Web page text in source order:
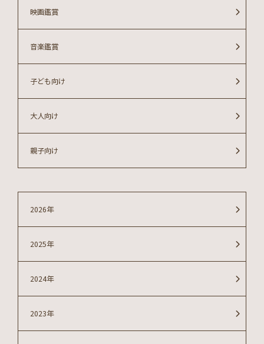
親子向け
大人向け
子ども向け
音楽鑑賞
映画鑑賞
2026年
2025年
2024年
2023年